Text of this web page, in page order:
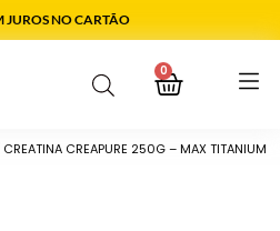
JUROS NO CARTÃO
0
CREAPURE 250G – MAX TITANIUM